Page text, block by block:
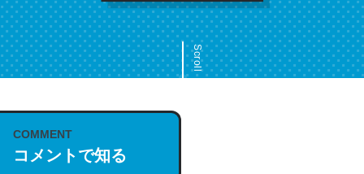
Scroll
COMMENT
コメントで知る
これは名文。彼はとてもクレバーなんだろうなと凄く思
う。英語少しでも読める人は原文もお勧め。自分はこの流